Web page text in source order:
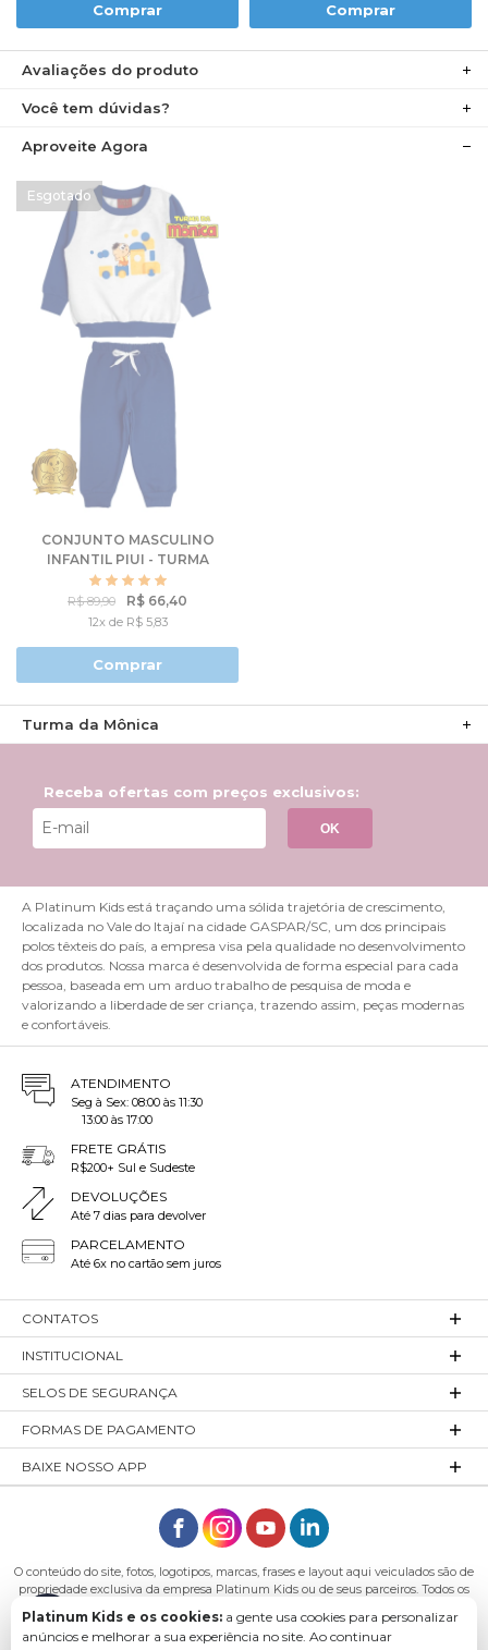
Comprar Comprar
Avaliações do produto
Você tem dúvidas?
Aproveite Agora
CONJUNTO MASCULINO
INFANTIL PIUI - TURMA
DA MÔNICA
R$ 89,90 R$ 66,40
12x de R$ 5,83
Comprar
Turma da Mônica
Receba ofertas com preços exclusivos:
OK
A Platinum Kids está traçando uma sólida trajetória de crescimento,
localizada no Vale do Itajaí na cidade GASPAR/SC, um dos principais
polos têxteis do país, a empresa visa pela qualidade no desenvolvimento
dos produtos. Nossa marca é desenvolvida de forma especial para cada
pessoa, baseada em um arduo trabalho de pesquisa de moda e
valorizando a liberdade de ser criança, trazendo assim, peças modernas
e confortáveis.
ATENDIMENTO
Seg à Sex: 08:00 às 11:30
13:00 às 17:00
FRETE GRÁTIS
R$200+ Sul e Sudeste
DEVOLUÇÕES
Até 7 dias para devolver
PARCELAMENTO
Até 6x no cartão sem juros
CONTATOS
INSTITUCIONAL
SELOS DE SEGURANÇA
FORMAS DE PAGAMENTO
BAIXE NOSSO APP
O conteúdo do site, fotos, logotipos, marcas, frases e layout aqui veiculados são de
propriedade exclusiva da empresa Platinum Kids ou de seus parceiros. Todos os
direitos reservados. Platinum Kids - Platinum Indústria de Confecções LTDA -
CNPJ: 27.180.131/0001-54 Endereço: Rod. Ivo Silveira, n° 7505 - Bateias, Gaspar - SC,
89113-040
Platinum Kids e os cookies: a gente usa cookies para personalizar
anúncios e melhorar a sua experiência no site. Ao continuar